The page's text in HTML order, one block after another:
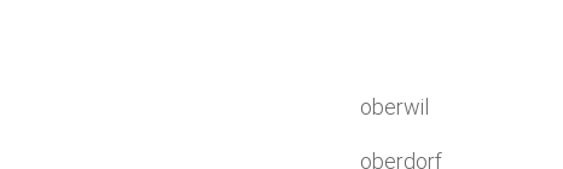
oberwil
oberdorf